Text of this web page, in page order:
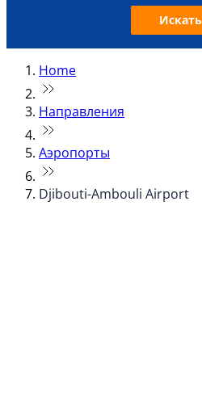
Искать
Home
Направления
Аэропорты
Djibouti-Ambouli Airport